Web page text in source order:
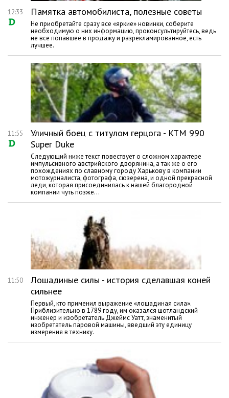
12:33 Памятка автомобилиста, полезные советы
Не приобретайте сразу все «яркие» новинки, соберите
необходимую о них информацию, проконсультируйтесь, ведь
не все попавшее в продажу и разрекламированное, есть
лучшее.
11:55
Уличный боец с титулом герцога - KTM 990
Super Duke
Следующий ниже текст повествует о сложном характере
импульсивного австрийского дворянина, а так же о его
похождениях по славному городу Харькову в компании
мотожурналиста, фотографа, сюзерена, и одной прекрасной
леди, которая присоединилась к нашей благородной
компании чуть позже...
11:50
Лошадиные силы - история сделавшая коней
сильнее
Первый, кто применил выражение «лошадиная сила».
Приблизительно в 1789 году, им оказался шотландский
инженер и изобретатель Джеймс Уатт, знаменитый
изобретатель паровой машины, введший эту единицу
измерения в технику.